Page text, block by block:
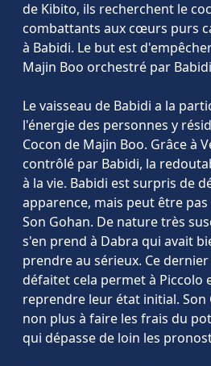
de Kibito, ils recherchent le
combattants aux cœurs purs
à Babidi. Le but est
Majin Boo orchestré par
Le vaisseau de Babidi a la
l'énergie des personnes y
Cocon de Majin Boo. Grâce à
contrôlé par Babidi, la
à la vie. Babidi est surpris de
apparence, mais peut être
Son Gohan. De nature très
s'en prend à Dabra qui avait
prendre au sérieux. Ce
défaitet cela permet à Piccolo
reprendre leur état initial. Son
non plus à faire les frais du
qui dépasse de loin les